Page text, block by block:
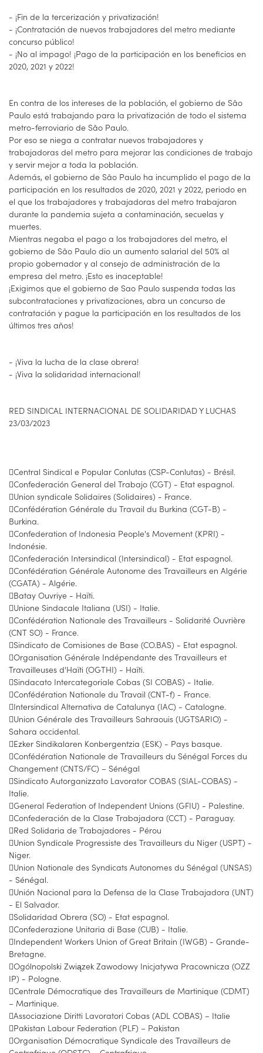
- ¡Fin de la tercerización y privatización!
- ¡Contratación de nuevos trabajadores del metro mediante
concurso público!
- ¡No al impago! ¡Pago de la participación en los beneficios en
2020, 2021 y 2022!
En contra de los intereses de la población, el gobierno de São
Paulo está trabajando para la privatización de todo el sistema
metro-ferroviario de São Paulo.
Por eso se niega a contratar nuevos trabajadores y
trabajadoras del metro para mejorar las condiciones de trabajo
y servir mejor a toda la población.
Además, el gobierno de São Paulo ha incumplido el pago de la
participación en los resultados de 2020, 2021 y 2022, periodo en
el que los trabajadores y trabajadoras del metro trabajaron
durante la pandemia sujeta a contaminación, secuelas y
muertes.
Mientras negaba el pago a los trabajadores del metro, el
gobierno de São Paulo dio un aumento salarial del 50% al
propio gobernador y al consejo de administración de la
empresa del metro. ¡Esto es inaceptable!
¡Exigimos que el gobierno de Sao Paulo suspenda todas las
subcontrataciones y privatizaciones, abra un concurso de
contratación y pague la participación en los resultados de los
últimos tres años!
- ¡Viva la lucha de la clase obrera!
- ¡Viva la solidaridad internacional!
RED SINDICAL INTERNACIONAL DE SOLIDARIDAD Y LUCHAS
23/03/2023
Central Sindical e Popular Conlutas (CSP-Conlutas) - Brésil.
Confederación General del Trabajo (CGT) - Etat espagnol.
Union syndicale Solidaires (Solidaires) - France.
Confédération Générale du Travail du Burkina (CGT-B) -
Burkina.
Confederation of Indonesia People's Movement (KPRI) -
Indonésie.
Confederación Intersindical (Intersindical) - Etat espagnol.
Confédération Générale Autonome des Travailleurs en Algérie
(CGATA) - Algérie.
Batay Ouvriye - Haïti.
Unione Sindacale Italiana (USI) - Italie.
Confédération Nationale des Travailleurs - Solidarité Ouvrière
(CNT SO) - France.
Sindicato de Comisiones de Base (CO.BAS) - Etat espagnol.
Organisation Générale Indépendante des Travailleurs et
Travailleuses d'Haïti (OGTHI) - Haïti.
Sindacato Intercategoriale Cobas (SI COBAS) - Italie.
Confédération Nationale du Travail (CNT-f) - France.
Intersindical Alternativa de Catalunya (IAC) - Catalogne.
Union Générale des Travailleurs Sahraouis (UGTSARIO) -
Sahara occidental.
Ezker Sindikalaren Konbergentzia (ESK) - Pays basque.
Confédération Nationale de Travailleurs du Sénégal Forces du
Changement (CNTS/FC) – Sénégal
Sindicato Autorganizzato Lavorator COBAS (SIAL-COBAS) -
Italie.
General Federation of Independent Unions (GFIU) - Palestine.
Confederación de la Clase Trabajadora (CCT) - Paraguay.
Red Solidaria de Trabajadores - Pérou
Union Syndicale Progressiste des Travailleurs du Niger (USPT) -
Niger.
Union Nationale des Syndicats Autonomes du Sénégal (UNSAS)
- Sénégal.
Unión Nacional para la Defensa de la Clase Trabajadora (UNT)
- El Salvador.
Solidaridad Obrera (SO) - Etat espagnol.
Confederazione Unitaria di Base (CUB) - Italie.
Independent Workers Union of Great Britain (IWGB) - Grande-
Bretagne.
Ogólnopolski Związek Zawodowy Inicjatywa Pracownicza (OZZ
IP) - Pologne.
Centrale Démocratique des Travailleurs de Martinique (CDMT)
– Martinique.
Associazione Diritti Lavoratori Cobas (ADL COBAS) – Italie
Pakistan Labour Federation (PLF) – Pakistan
Organisation Démocratique Syndicale des Travailleurs de